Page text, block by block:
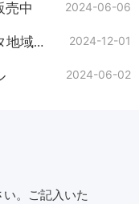
売中 2024-06-06
年間10万トンの生産量！長江デルタ地域の廃繊維RDF生産ラインがカーボンニュートラル目標を支援 2024-12-01
2024-06-02
。ご記入いた